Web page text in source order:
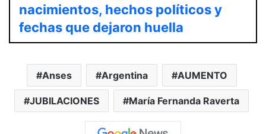
nacimientos, hechos políticos y
fechas que dejaron huella
Anses Argentina AUMENTO
JUBILACIONES María Fernanda Raverta